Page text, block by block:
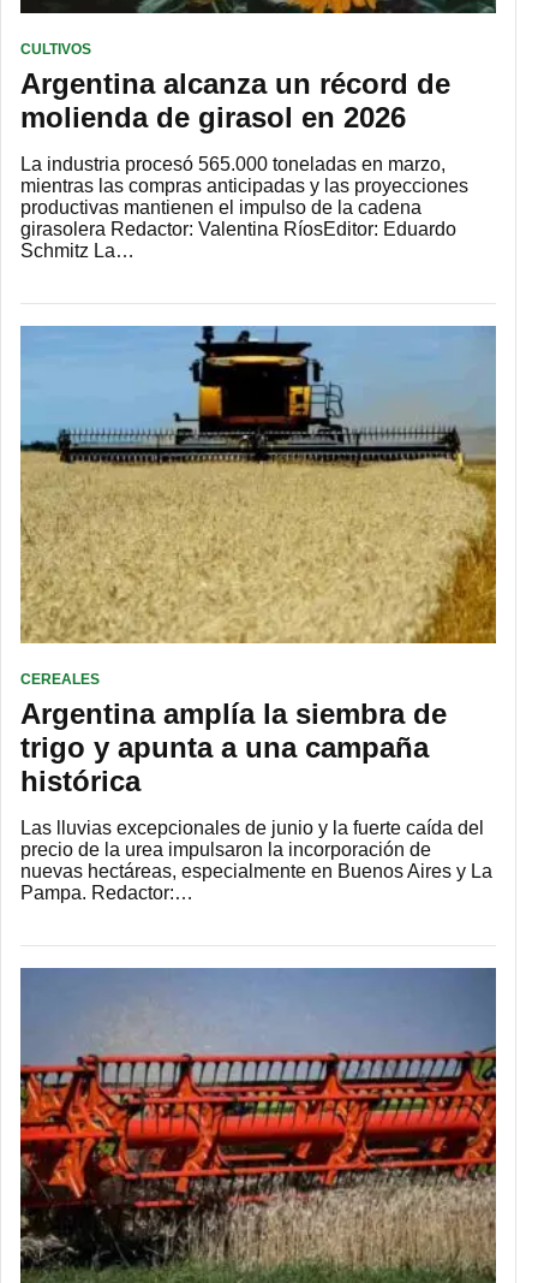
CULTIVOS
Argentina alcanza un récord de
molienda de girasol en 2026
La industria procesó 565.000 toneladas en marzo,
mientras las compras anticipadas y las proyecciones
productivas mantienen el impulso de la cadena
girasolera Redactor: Valentina RíosEditor: Eduardo
Schmitz La…
CEREALES
Argentina amplía la siembra de
trigo y apunta a una campaña
histórica
Las lluvias excepcionales de junio y la fuerte caída del
precio de la urea impulsaron la incorporación de
nuevas hectáreas, especialmente en Buenos Aires y La
Pampa. Redactor:…